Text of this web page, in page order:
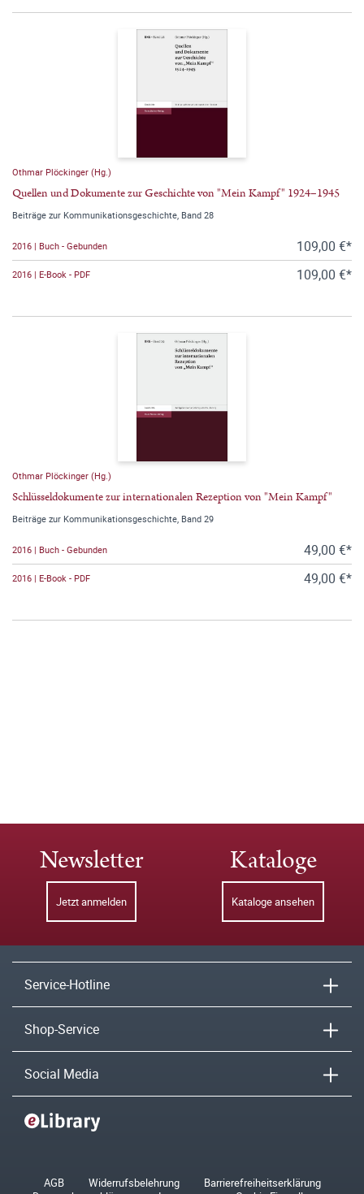
Othmar Plöckinger (Hg.)
Quellen und Dokumente zur Geschichte von "Mein Kampf" 1924–1945
Beiträge zur Kommunikationsgeschichte, Band 28
2016 | Buch - Gebunden 109,00 €*
2016 | E-Book - PDF 109,00 €*
Othmar Plöckinger (Hg.)
Schlüsseldokumente zur internationalen Rezeption von "Mein Kampf"
Beiträge zur Kommunikationsgeschichte, Band 29
2016 | Buch - Gebunden 49,00 €*
2016 | E-Book - PDF 49,00 €*
Newsletter
Jetzt anmelden
Kataloge
Kataloge ansehen
Service-Hotline
Shop-Service
Social Media
AGB Widerrufsbelehrung
Barrierefreiheitserklärung